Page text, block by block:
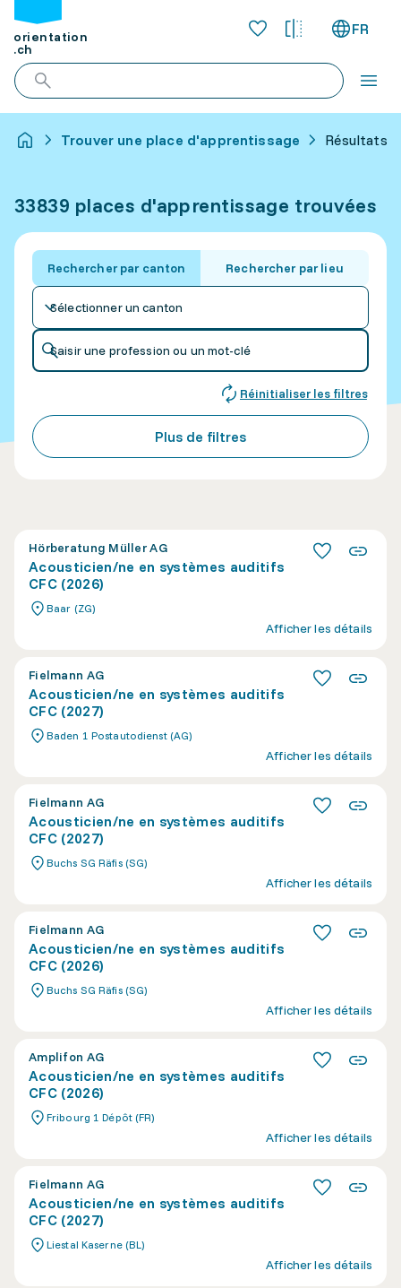
orientation
.ch
FR
Trouver une place d'apprentissage Résultats
33839 places d'apprentissage trouvées
Rechercher par canton Rechercher par lieu
Sélectionner un canton
Saisir une profession ou un mot-clé
Réinitialiser les filtres
Plus de filtres
Hörberatung Müller AG
Acousticien/ne en systèmes auditifs
CFC (2026)
Baar (ZG)
Afficher les détails
Fielmann AG
Acousticien/ne en systèmes auditifs
CFC (2027)
Baden 1 Postautodienst (AG)
Afficher les détails
Fielmann AG
Acousticien/ne en systèmes auditifs
CFC (2027)
Buchs SG Räfis (SG)
Afficher les détails
Fielmann AG
Acousticien/ne en systèmes auditifs
CFC (2026)
Buchs SG Räfis (SG)
Afficher les détails
Amplifon AG
Acousticien/ne en systèmes auditifs
CFC (2026)
Fribourg 1 Dépôt (FR)
Afficher les détails
Fielmann AG
Acousticien/ne en systèmes auditifs
CFC (2027)
Liestal Kaserne (BL)
Afficher les détails